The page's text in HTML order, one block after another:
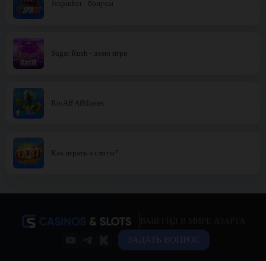
Jvspinbet - бонусы
Sugar Rush - демо игра
RioAff Affiliates
Как играть в слоты?
ЗАДАТЬ ВОПРОС